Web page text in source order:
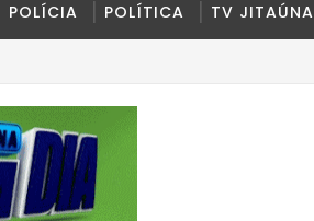
POLÍCIA POLÍTICA TV JITAÚNA